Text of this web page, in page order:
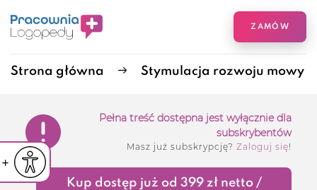
czcionkę
czcionka
Powiększ czcionkę
ZAMÓW
Strona główna Stymulacja rozwoju mowy
Pełna treść dostępna jest wyłącznie dla
subskrybentów
Masz już subskrypcję?Zaloguj się!
Kup dostęp już od 399 zł netto /